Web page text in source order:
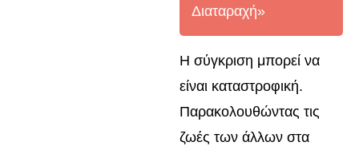
Διαταραχή»
Η σύγκριση μπορεί να
είναι καταστροφική.
Παρακολουθώντας τις
ζωές των άλλων στα